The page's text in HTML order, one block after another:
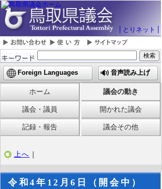
とりネット
Foreign Languages 音声読み上げ
ホーム 議会の動き
議会・議員 開かれた議会
記録・報告 議会その他
上へ ｜
令和4年12月6日（開会中）